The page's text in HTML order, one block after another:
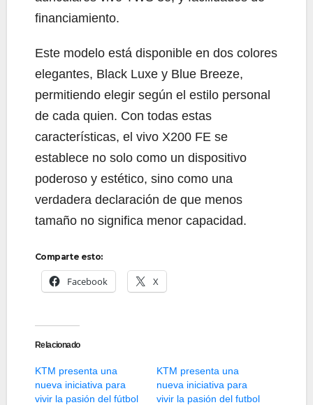
financiamiento.
Este modelo está disponible en dos colores
elegantes, Black Luxe y Blue Breeze,
permitiendo elegir según el estilo personal
de cada quien. Con todas estas
características, el vivo X200 FE se
establece no solo como un dispositivo
poderoso y estético, sino como una
verdadera declaración de que menos
tamaño no significa menor capacidad.
Comparte esto:
Facebook X
Relacionado
KTM presenta una
nueva iniciativa para
vivir la pasión del fútbol
KTM presenta una
nueva iniciativa para
vivir la pasión del futbol